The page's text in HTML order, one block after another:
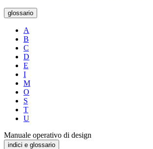
glossario
A
B
C
D
E
I
M
O
S
T
U
Manuale operativo di design
indici e glossario